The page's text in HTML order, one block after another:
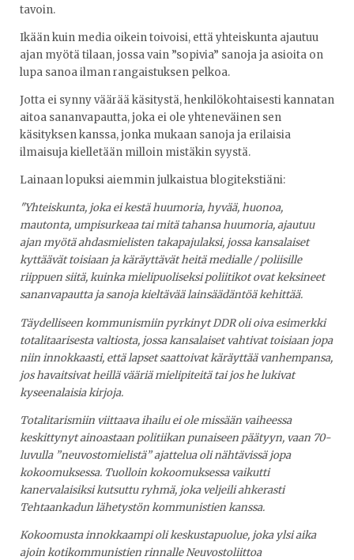
tavoin.
Ikään kuin media oikein toivoisi, että yhteiskunta ajautuu
ajan myötä tilaan, jossa vain ”sopivia” sanoja ja asioita on
lupa sanoa ilman rangaistuksen pelkoa.
Jotta ei synny väärää käsitystä, henkilökohtaisesti kannatan
aitoa sananvapautta, joka ei ole yhteneväinen sen
käsityksen kanssa, jonka mukaan sanoja ja erilaisia
ilmaisuja kielletään milloin mistäkin syystä.
Lainaan lopuksi aiemmin julkaistua blogitekstiäni:
"Yhteiskunta, joka ei kestä huumoria, hyvää, huonoa,
mautonta, umpisurkeaa tai mitä tahansa huumoria, ajautuu
ajan myötä ahdasmielisten takapajulaksi, jossa kansalaiset
kyttäävät toisiaan ja käräyttävät heitä medialle / poliisille
riippuen siitä, kuinka mielipuoliseksi poliitikot ovat keksineet
sananvapautta ja sanoja kieltävää lainsäädäntöä kehittää.
Täydelliseen kommunismiin pyrkinyt DDR oli oiva esimerkki
totalitaarisesta valtiosta, jossa kansalaiset vahtivat toisiaan jopa
niin innokkaasti, että lapset saattoivat käräyttää vanhempansa,
jos havaitsivat heillä vääriä mielipiteitä tai jos he lukivat
kyseenalaisia kirjoja.
Totalitarismiin viittaava ihailu ei ole missään vaiheessa
keskittynyt ainoastaan politiikan punaiseen päätyyn, vaan 70-
luvulla ”neuvostomielistä” ajattelua oli nähtävissä jopa
kokoomuksessa. Tuolloin kokoomuksessa vaikutti
kanervalaisiksi kutsuttu ryhmä, joka veljeili ahkerasti
Tehtaankadun lähetystön kommunistien kanssa.
Kokoomusta innokkaampi oli keskustapuolue, joka ylsi aika
ajoin kotikommunistien rinnalle Neuvostoliittoa